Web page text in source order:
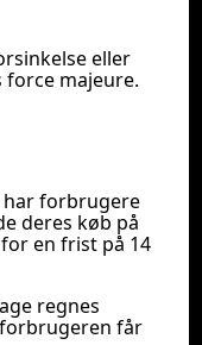
eller
force majeure.
har forbrugere
deres køb på
en frist på 14
regnes
får